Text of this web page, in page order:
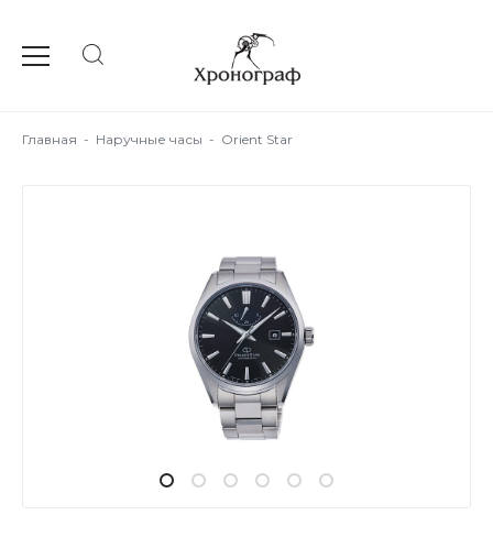
Главная - Наручные часы - Orient Star